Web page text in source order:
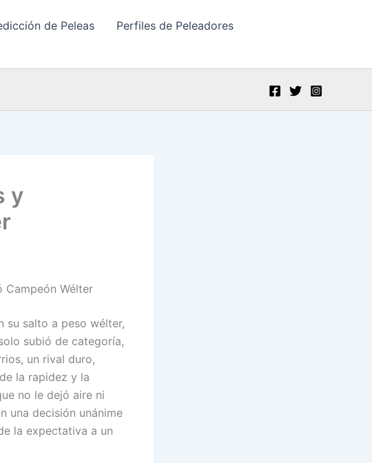
de Peleas
Perfiles de Peleadores
y
Campeón Wélter
su salto a peso wélter,
subió de categoría,
un rival duro,
la rapidez y la
no le dejó aire ni
una decisión unánime
la expectativa a un